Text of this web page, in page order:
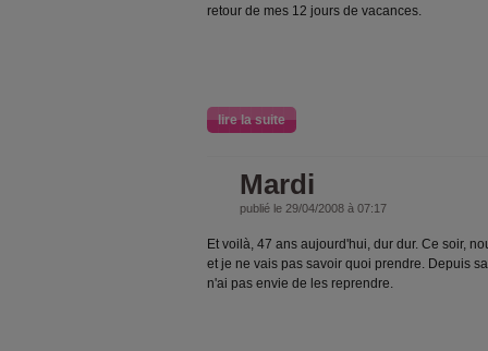
retour de mes 12 jours de vacances.
lire la suite
Mardi
publié le 29/04/2008 à 07:17
Et voilà, 47 ans aujourd'hui, dur dur. Ce soir,
et je ne vais pas savoir quoi prendre. Depuis
n'ai pas envie de les reprendre.